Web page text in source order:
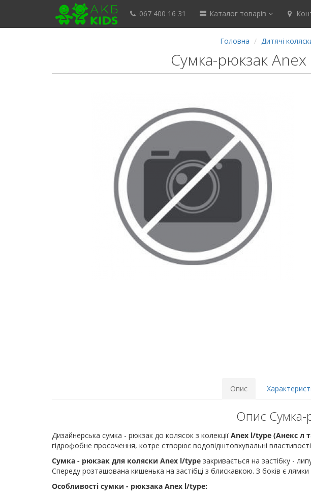
067 400 16 31 Каталог товарів
Головна Дитячі
Сумка-рюкзак
Опис
Опис Сумка-
Дизайнерська сумка - рюкзак до колясок з колекції Anex l/type (Анекс л
гідрофобне просочення, котре створює водовідштовхувальні
Сумка - рюкзак для коляски Anex l/type закривається на застібку -
Спереду розташована кишенька на застібці з блискавкою. З боків є
Особливості сумки - рюкзака Anex l/type: